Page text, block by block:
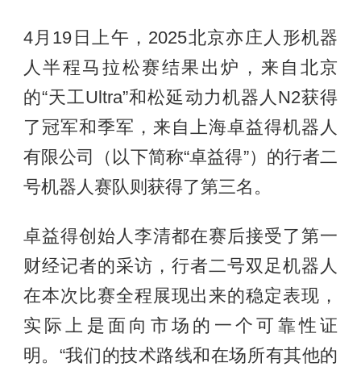
4月19日上午，2025北京亦庄人形机器
人半程马拉松赛结果出炉，来自北京
的“天工Ultra”和松延动力机器人N2获得
了冠军和季军，来自上海卓益得机器人
有限公司（以下简称“卓益得”）的行者二
号机器人赛队则获得了第三名。
卓益得创始人李清都在赛后接受了第一
财经记者的采访，行者二号双足机器人
在本次比赛全程展现出来的稳定表现，
实际上是面向市场的一个可靠性证
明。“我们的技术路线和在场所有其他的